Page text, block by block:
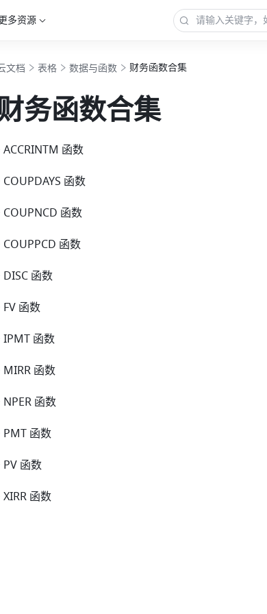
多资源
文档 表格 数据与函数 财务函数合集
务函数合集
ACCRINTM 函数
COUPDAYS 函数
COUPNCD 函数
COUPPCD 函数
DISC 函数
FV 函数
IPMT 函数
MIRR 函数
NPER 函数
PMT 函数
PV 函数
XIRR 函数